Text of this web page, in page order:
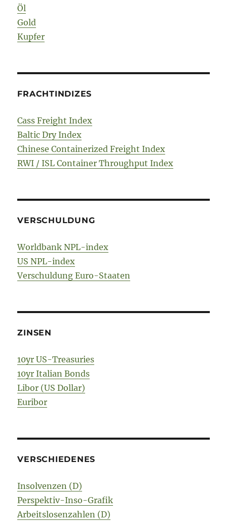
Öl
Gold
Kupfer
FRACHTINDIZES
Cass Freight Index
Baltic Dry Index
Chinese Containerized Freight Index
RWI / ISL Container Throughput Index
VERSCHULDUNG
Worldbank NPL-index
US NPL-index
Verschuldung Euro-Staaten
ZINSEN
10yr US-Treasuries
10yr Italian Bonds
Libor (US Dollar)
Euribor
VERSCHIEDENES
Insolvenzen (D)
Perspektiv-Inso-Grafik
Arbeitslosenzahlen (D)